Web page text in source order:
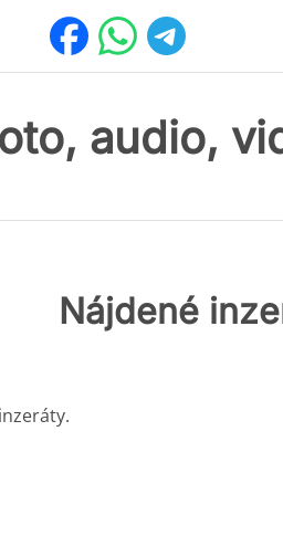
audio,
Nájdené